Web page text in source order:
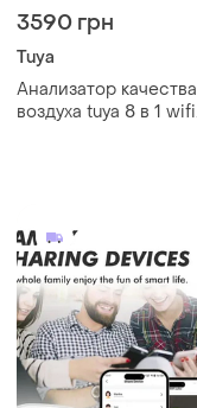
3590 грн
Tuya
Анализатор качества
воздуха tuya 8 в 1 wifi